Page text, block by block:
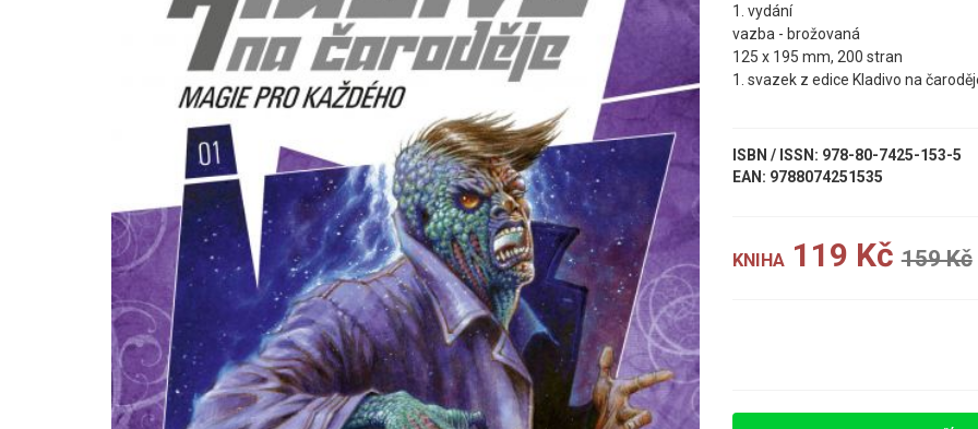
1. vydání
vazba - brožovaná
125 x 195 mm, 200 stran
1. svazek z edice Kladivo na
ISBN / ISSN: 978-80-7425-153-5
EAN: 9788074251535
KNIHA 119 Kč 159 Kč